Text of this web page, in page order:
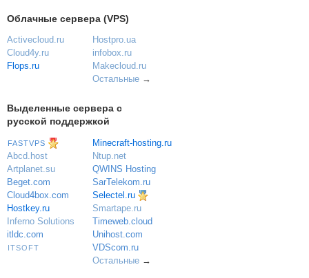
Облачные сервера (VPS)
Activecloud.ru
Cloud4y.ru
Flops.ru
Hostpro.ua
infobox.ru
Makecloud.ru
Остальные→
Выделенные сервера с
русской поддержкой
FASTVPS
Abcd.host
Artplanet.su
Beget.com
Cloud4box.com
Hostkey.ru
Inferno Solutions
itldc.com
ITSOFT
Minecraft-hosting.ru
Ntup.net
QWINS Hosting
SarTelekom.ru
Selectel.ru
Smartape.ru
Timeweb.cloud
Unihost.com
VDScom.ru
Остальные→